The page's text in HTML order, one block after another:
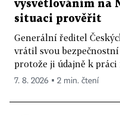
vysvětlováním na
situaci prověřit
Generální ředitel
vrátil svou
protože ji údajně k práci
7. 8. 2026 ▪ 2 min. čtení